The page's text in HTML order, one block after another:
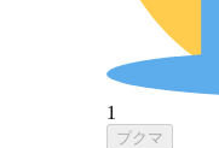
1
ブクマ